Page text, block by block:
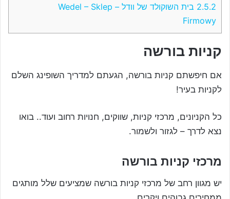
2.5.2
בית השוקולד של וודל – Wedel – Sklep
Firmowy
קניות בורשה
אם חיפשתם קניות בורשה, הגעתם למדריך השופינג השלם
לקניות בעיר!
כל הקניונים, מרכזי קניות, שווקים, חנויות רחוב ועוד.. בואו
נצא לדרך – לגזור ולשמור.
מרכזי קניות בורשה
יש מגוון רחב של מרכזי קניות בורשה שמציעים שלל מותגים